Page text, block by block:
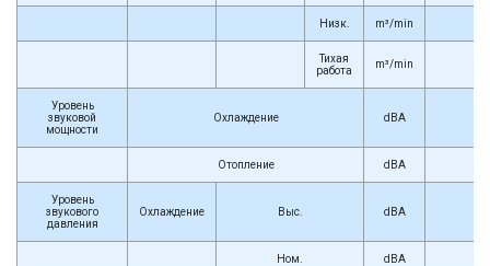
Низк. m³/min
Тихая
работа
m³/min
Уровень
звуковой
мощности
Охлаждение dBA
Отопление dBA
Уровень
звукового
давления
Охлаждение Выс. dBA
Ном. dBA